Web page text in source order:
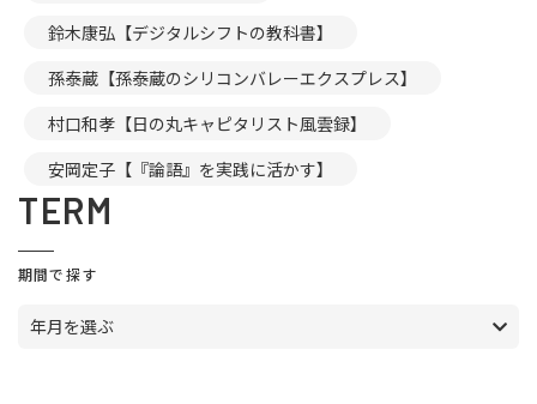
鈴木康弘【デジタルシフトの教科書】
孫泰蔵【孫泰蔵のシリコンバレーエクスプレス】
村口和孝【日の丸キャピタリスト風雲録】
安岡定子【『論語』を実践に活かす】
TERM
期間で探す
年月を選ぶ